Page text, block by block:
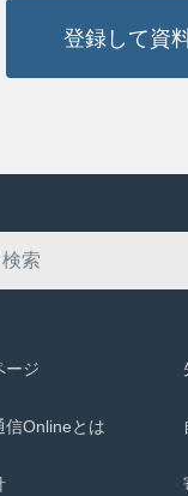
登録して資
ージ
信Onlineとは